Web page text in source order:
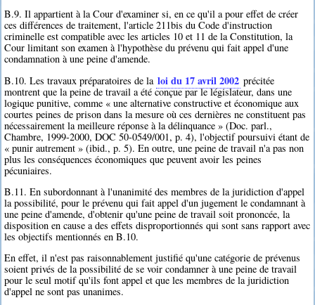
B.9. Il appartient à la Cour d'examiner si, en ce qu'il a pour effet de créer
ces différences de traitement, l'article 211bis du Code d'instruction
criminelle est compatible avec les articles 10 et 11 de la Constitution, la
Cour limitant son examen à l'hypothèse du prévenu qui fait appel d'une
condamnation à une peine d'amende.
B.10. Les travaux préparatoires de la loi du 17 avril 2002 précitée
montrent que la peine de travail a été conçue par le législateur, dans une
logique punitive, comme « une alternative constructive et économique aux
courtes peines de prison dans la mesure où ces dernières ne constituent pas
nécessairement la meilleure réponse à la délinquance » (Doc. parl.,
Chambre, 1999-2000, DOC 50-0549/001, p. 4), l'objectif poursuivi étant de
« punir autrement » (ibid., p. 5). En outre, une peine de travail n'a pas non
plus les conséquences économiques que peuvent avoir les peines
pécuniaires.
B.11. En subordonnant à l'unanimité des membres de la juridiction d'appel
la possibilité, pour le prévenu qui fait appel d'un jugement le condamnant à
une peine d'amende, d'obtenir qu'une peine de travail soit prononcée, la
disposition en cause a des effets disproportionnés qui sont sans rapport avec
les objectifs mentionnés en B.10.
En effet, il n'est pas raisonnablement justifié qu'une catégorie de prévenus
soient privés de la possibilité de se voir condamner à une peine de travail
pour le seul motif qu'ils font appel et que les membres de la juridiction
d'appel ne sont pas unanimes.